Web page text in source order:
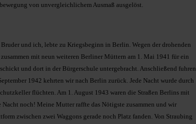
von unvergleichlichem Ausmaß ausgelöst.
und ich, lebte zu Kriegsbeginn in Berlin. Wegen der drohenden
mit neun weiteren Berliner Müttern am 1. Mai 1941 für ein
und dort in der Bürgerschule untergebracht. Anschließend fuhren
1942 kehrten wir nach Berlin zurück. Jede Nacht wurde durch
flüchten. Am 1. August 1943 waren die Straßen Berlins mit
noch! Meine Mutter raffte das Nötigste zusammen und wir
zwischen zwei Waggons gerade noch Platz fanden. Von Straubing